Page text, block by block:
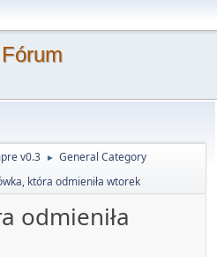
v0.3 ► General Category
która odmieniła wtorek
odmieniła